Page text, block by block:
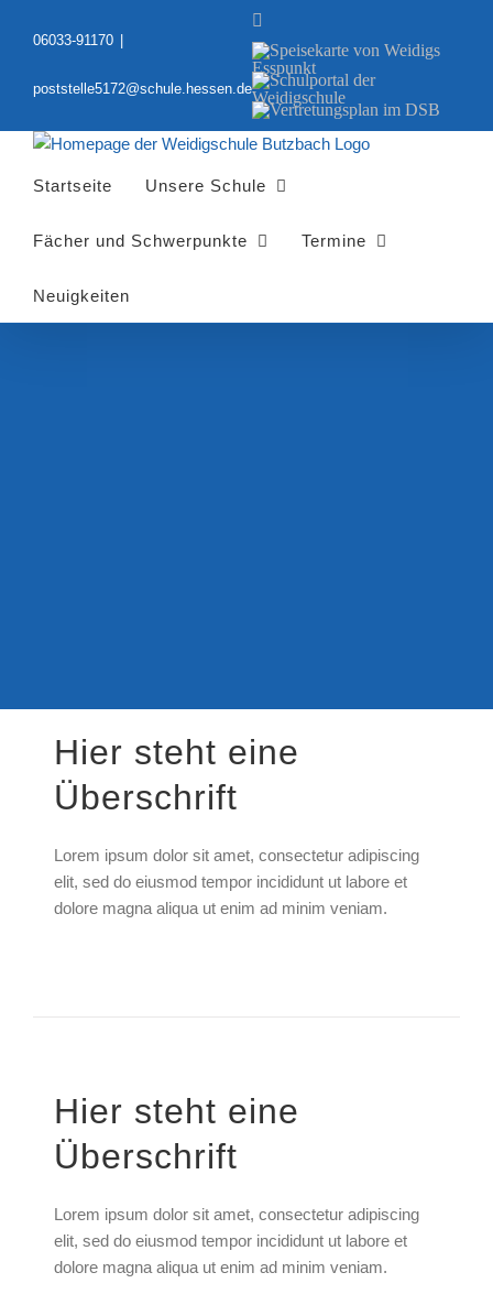
Inhalt06033-91170
poststelle5172@schule.hessen.de
Speisekarte
von
Weidigs
Esspunkt
Schulportal
der
Weidigschule
Vertretungsplan
DSB
Startseite Unsere Schule
Fächer und Schwerpunkte Termine
Neuigkeiten
Hier steht eine
Überschrift
Lorem ipsum dolor sit amet, consectetur adipiscing
elit, sed do eiusmod tempor incididunt ut labore et
dolore magna aliqua ut enim ad minim veniam.
Hier steht eine
Überschrift
Lorem ipsum dolor sit amet, consectetur adipiscing
elit, sed do eiusmod tempor incididunt ut labore et
dolore magna aliqua ut enim ad minim veniam.